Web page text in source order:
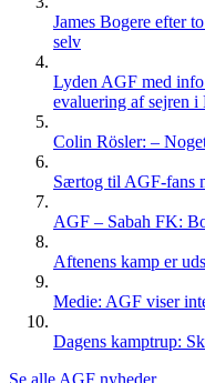
James Bogere efter
selv
Lyden AGF med
evaluering af sejren i
Colin Rösler: –
Særtog til AGF-fans
AGF – Sabah FK:
Aftenens kamp er
Medie: AGF viser
Dagens kamptrup:
Se alle AGF nyheder